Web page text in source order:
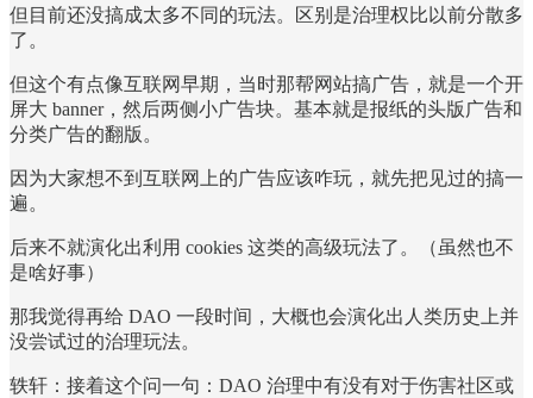
但目前还没搞成太多不同的玩法。区别是治理权比以前分散多
了。
但这个有点像互联网早期，当时那帮网站搞广告，就是一个开
屏大 banner，然后两侧小广告块。基本就是报纸的头版广告和
分类广告的翻版。
因为大家想不到互联网上的广告应该咋玩，就先把见过的搞一
遍。
后来不就演化出利用 cookies 这类的高级玩法了。（虽然也不
是啥好事）
那我觉得再给 DAO 一段时间，大概也会演化出人类历史上并
没尝试过的治理玩法。
轶轩：接着这个问一句：DAO 治理中有没有对于伤害社区或